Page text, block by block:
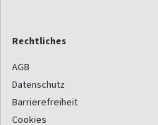
Rechtliches
AGB
Datenschutz
Barrierefreiheit
Cookies